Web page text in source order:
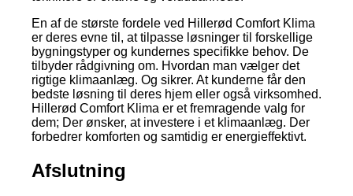
En af de største fordele ved Hillerød Comfort Klima
er deres evne til, at tilpasse løsninger til forskellige
bygningstyper og kundernes specifikke behov. De
tilbyder rådgivning om. Hvordan man vælger det
rigtige klimaanlæg. Og sikrer. At kunderne får den
bedste løsning til deres hjem eller også virksomhed.
Hillerød Comfort Klima er et fremragende valg for
dem; Der ønsker, at investere i et klimaanlæg. Der
forbedrer komforten og samtidig er energieffektivt.
Afslutning